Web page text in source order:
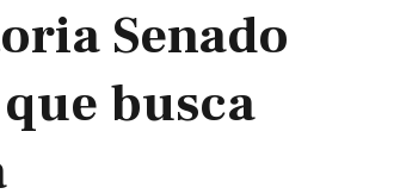
Senado
busca